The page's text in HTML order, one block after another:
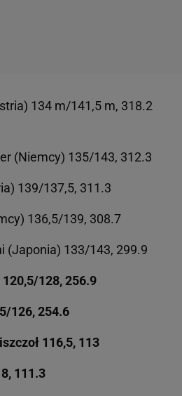
134 m/141,5 m, 318.2
(Niemcy) 135/143, 312.3
139/137,5, 311.3
136,5/139, 308.7
(Japonia) 133/143, 299.9
128,256.9
126,254.6
116,5, 113
111.3